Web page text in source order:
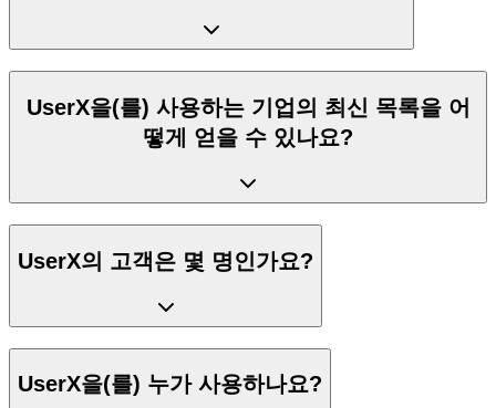
UserX을(를) 사용하는 기업의 최신 목록을 어
떻게 얻을 수 있나요?
UserX의 고객은 몇 명인가요?
UserX을(를) 누가 사용하나요?